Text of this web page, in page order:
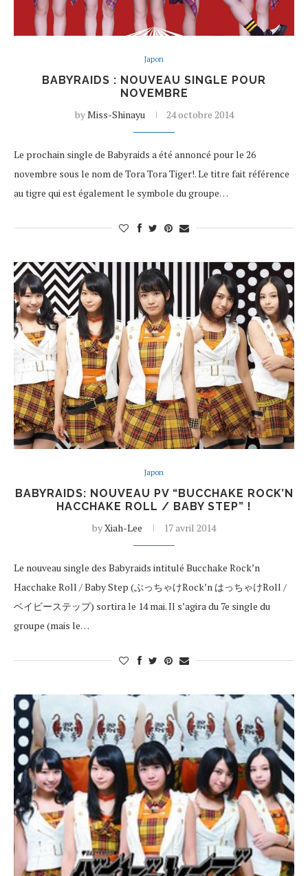
Japon
BABYRAIDS : NOUVEAU SINGLE POUR
NOVEMBRE
byMiss-Shinayu 24 octobre 2014
Le prochain single de Babyraids a été annoncé pour le 26
novembre sous le nom de Tora Tora Tiger!. Le titre fait référence
au tigre qui est également le symbole du groupe…
Japon
BABYRAIDS: NOUVEAU PV “BUCCHAKE ROCK’N
HACCHAKE ROLL / BABY STEP” !
byXiah-Lee 17 avril 2014
Le nouveau single des Babyraids intitulé Bucchake Rock’n
Hacchake Roll / Baby Step (ぶっちゃけRock’n はっちゃけRoll /
ベイビーステップ) sortira le 14 mai. Il s’agira du 7e single du
groupe (mais le…